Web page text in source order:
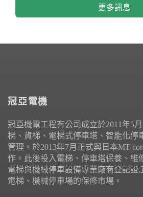
更多訊息
冠亞電機
冠亞機電工程有公司成立於2011年5
梯、貨梯、電梯式停車塔、智能化停
管理。於2013年7月正式與日本MT
作。此後投入電梯、停車塔保養、維
電梯與機械停車設備專業廠商登記證
電梯、機械停車場的保修市場。